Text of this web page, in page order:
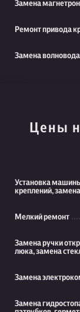
Замена
Ремонт привода
Замена волновода
Цены
Установка
креплений,
Мелкий ремонт
Замена ручки
люка, замена
Замена
Замена